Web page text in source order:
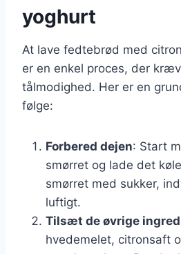
yoghurt
At lave fedtebrød med
er en enkel proces, der
tålmodighed. Her er en
følge:
Forbered dejen: Start
smørret og lade det
smørret med sukker,
luftigt.
Tilsæt de øvrige
hvedemelet, citronsaft